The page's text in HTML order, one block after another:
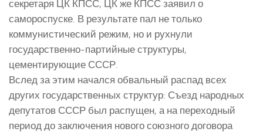
секретаря ЦК КПСС, ЦК же КПСС заявил о
самороспуске. В результате пал не только
коммунистический режим, но и рухнули
государственно-партийные структуры,
цементирующие СССР.
Вслед за этим начался обвальный распад всех
других государственных структур: Съезд народных
депутатов СССР был распущен, а на переходный
период до заключения нового союзного договора